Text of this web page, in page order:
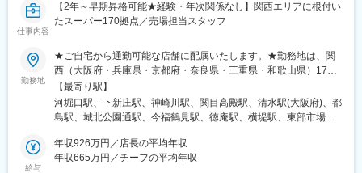
仕事内容
【2年～早期昇格可能★経験・年次関係なし】関西エリアに根付い
たスーパー170拠点／売場担当スタッフ
勤務地
★ご自宅から通勤可能な店舗に配属いたします。★勤務地は、関
西（大阪府・兵庫県・京都府・奈良県・三重県・和歌山県）170
店舗！＜以下拠点での採用を行っています！＞●大阪府大阪市、高
槻市、茨木市、豊中市、三島郡、枚方市、交野市、寝屋川市、大
東市、門真市、守口市、東大阪市、八尾市、柏原市、堺市、松原
市、貝塚市、泉佐野市、泉南郡、阪南市、南河内郡●兵庫県神戸
市、尼崎市、明石市、西宮市、伊丹市、加古川市、宝塚市、川西
【最寄り駅】
河堀口駅、下新庄駅、神崎川駅、関目高殿駅、清水駅(大阪府)、都
島駅、城北公園通駅、今福鶴見駅、徳庵駅、横堤駅、東部市場前
江公園駅、阿波座駅、あびこ駅、住吉東駅、我孫子前駅、矢田駅
(大阪府)、今川駅(大阪府)、加美駅、平野駅(地下鉄)、長原駅(大阪
給与
年収926万円／店長の平均年収
年収665万円／チーフの平均年収